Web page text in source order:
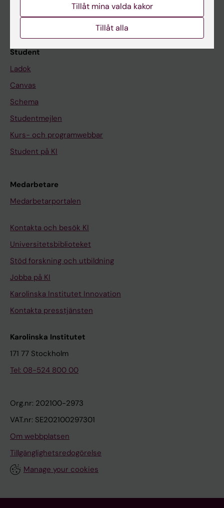
Student
Ladok
Canvas
Schema
Studentmejlen
Kurs- och programwebbar
Student på KI
Medarbetare
Medarbetarportalen
Kontakta och besök KI
Universitetsbiblioteket
Stöd forskning och utbildning
Jobba på KI
Karolinska Institutet Innovation
Kontakta presstjänsten
Karolinska Institutet
171 77 Stockholm
Tel: 08-524 800 00
Org.nr: 202100-2973
VAT.nr: SE202100297301
Om webbplatsen
Tillgänglighetsredogörelse
Manage your cookies
Tillåt mina valda kakor
Tillåt alla